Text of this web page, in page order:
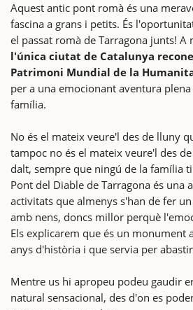
Aquest antic pont romà és una
fascina a grans i petits. És
el passat romà de Tarragona junts! A
l'única ciutat de Catalunya
Patrimoni Mundial de la
per a una emocionant aventura
família.
No és el mateix veure'l des de lluny
tampoc no és el mateix veure'l des
dalt, sempre que ningú de la família
Pont del Diable de Tarragona és una
activitats que almenys s'han de fer
amb nens, doncs millor perquè
Els explicarem que és un monument
anys d'història i que servia per
Mentre us hi apropeu podeu gaudir
natural sensacional, des d'on es